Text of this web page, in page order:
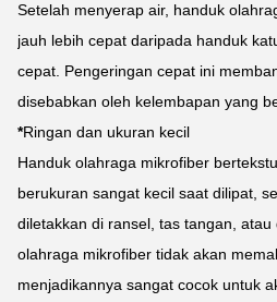
Setelah menyerap air, handuk
jauh lebih cepat daripada handuk
cepat. Pengeringan cepat ini
disebabkan oleh kelembapan yang
*Ringan dan ukuran kecil
Handuk olahraga mikrofiber
berukuran sangat kecil saat dilipat,
diletakkan di ransel, tas tangan,
olahraga mikrofiber tidak akan
menjadikannya sangat cocok untuk